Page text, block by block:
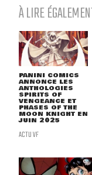
À LIRE
PANINI COMICS
ANNONCE LES
ANTHOLOGIES
SPIRITS OF
VENGEANCE ET
PHASES OF THE
MOON KNIGHT EN
JUIN 2025
ACTU VF